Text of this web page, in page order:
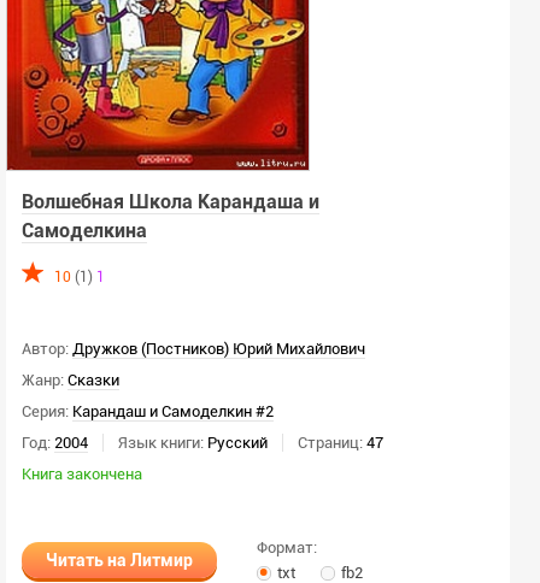
Волшебная Школа Карандаша и
Самоделкина
10 (1) 1
Автор: Дружков (Постников) Юрий Михайлович
Жанр: Сказки
Серия: Карандаш и Самоделкин #2
Год: 2004 Язык книги: Русский Страниц: 47
Книга закончена
Читать на Литмир
Формат:
txt
fb2